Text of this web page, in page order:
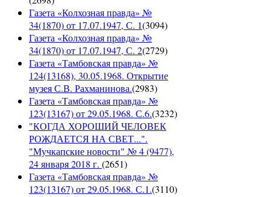
Газета «Колхозная правда» №
34(1870) от 17.07.1947, С. 1(3094)
Газета «Колхозная правда» №
34(1870) от 17.07.1947, С. 2(2729)
Газета «Тамбовская правда» №
124(13168), 30.05.1968. Открытие
музея С.В. Рахманинова.(2983)
Газета «Тамбовская правда» №
123(13167) от 29.05.1968. С.6.(3232)
"КОГДА ХОРОШИЙ ЧЕЛОВЕК
РОЖДАЕТСЯ НА СВЕТ...".
"Мучкапские новости" № 4 (9477),
24 января 2018 г. (2651)
Газета «Тамбовская правда» №
123(13167) от 29.05.1968. С.1.(3110)